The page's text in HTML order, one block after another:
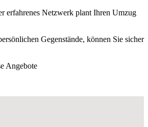
erfahrenes Netzwerk plant Ihren Umzug
Gegenstände, können Sie sicher
Angebote